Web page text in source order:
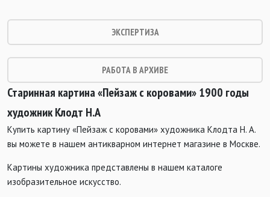
ЭКСПЕРТИЗА
РАБОТА В АРХИВЕ
Старинная картина «Пейзаж с коровами» 1900 годы
художник Клодт Н.А
Купить картину «Пейзаж с коровами» художника Клодта Н. А.
вы можете в нашем антикварном интернет магазине в Москве.
Картины художника представлены в нашем каталоге
изобразительное искусство.